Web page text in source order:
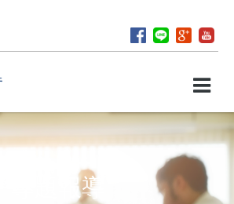
專題報導